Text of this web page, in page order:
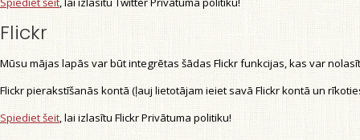
Flickr
Mūsu mājas lapās var būt integrētas šādas Flickr funkcijas, kas var
Flickr pierakstīšanās kontā (ļauj lietotājam ieiet savā Flickr kontā un
Spiediet šeit, lai izlasītu Flickr Privātuma politiku!